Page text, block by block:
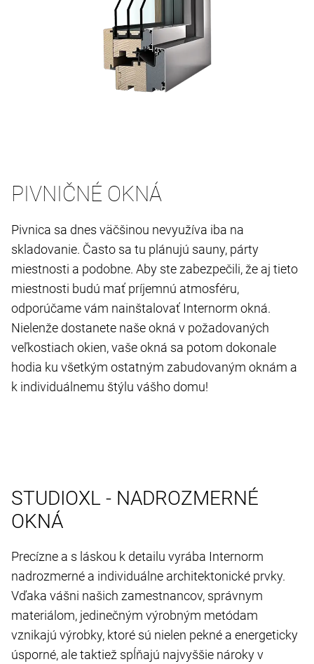
PIVNIČNÉ OKNÁ
Pivnica sa dnes väčšinou nevyužíva iba na
skladovanie. Často sa tu plánujú sauny, párty
miestnosti a podobne. Aby ste zabezpečili, že aj tieto
miestnosti budú mať príjemnú atmosféru,
odporúčame vám nainštalovať Internorm okná.
Nielenže dostanete naše okná v požadovaných
veľkostiach okien, vaše okná sa potom dokonale
hodia ku všetkým ostatným zabudovaným oknám a
k individuálnemu štýlu vášho domu!
STUDIOXL - NADROZMERNÉ
OKNÁ
Precízne a s láskou k detailu vyrába Internorm
nadrozmerné a individuálne architektonické prvky.
Vďaka vášni našich zamestnancov, správnym
materiálom, jedinečným výrobným metódam
vznikajú výrobky, ktoré sú nielen pekné a energeticky
úsporné, ale taktiež spĺňajú najvyššie nároky v